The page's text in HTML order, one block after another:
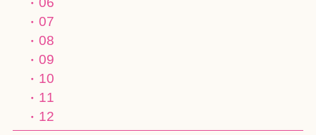
07
08
09
10
11
12